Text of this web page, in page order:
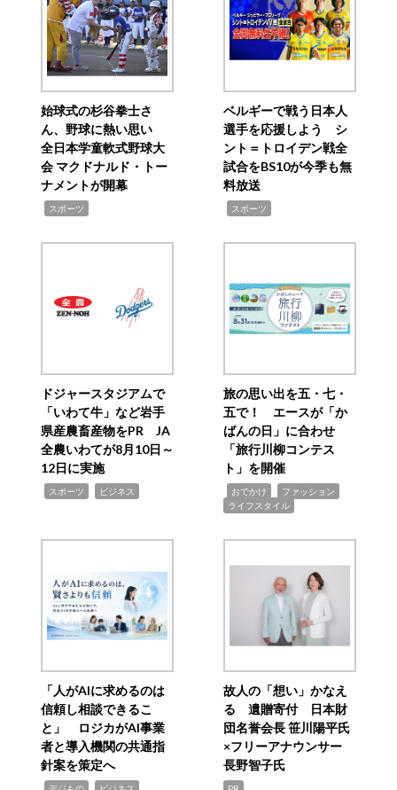
始球式の杉谷拳士さ
ん、野球に熱い思い
全日本学童軟式野球大
会 マクドナルド・トー
ナメントが開幕
スポーツ
ベルギーで戦う日本人
選手を応援しよう シ
ント＝トロイデン戦全
試合をBS10が今季も無
料放送
スポーツ
ドジャースタジアムで
「いわて牛」など岩手
県産農畜産物をPR JA
全農いわてが8月10日～
12日に実施
スポーツ ビジネス
旅の思い出を五・七・
五で！ エースが「か
ばんの日」に合わせ
「旅行川柳コンテス
ト」を開催
おでかけ ファッション
ライフスタイル
「人がAIに求めるのは
信頼し相談できるこ
と」 ロジカがAI事業
者と導入機関の共通指
針案を策定へ
故人の「想い」かなえ
る 遺贈寄付 日本財
団名誉会長 笹川陽平氏
×フリーアナウンサー
長野智子氏